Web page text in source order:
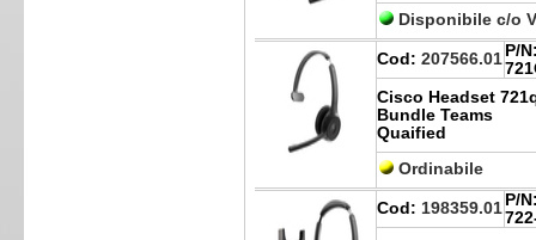
Disponibile c/o
Cod: 207566.01 P/
Cisco Headset
Bundle Teams
Quaified
Ordinabile
Cod: 198359.01 P/